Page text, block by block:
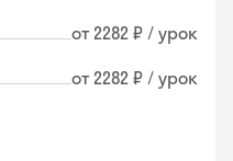
от 2282 ₽ / урок
от 2282 ₽ / урок